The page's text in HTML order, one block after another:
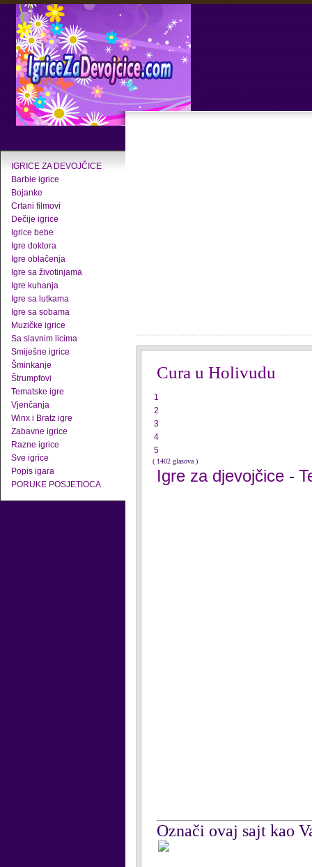
IGRICE ZA DEVOJČICE
Barbie igrice
Bojanke
Crtani filmovi
Dečije igrice
Igrice bebe
Igre doktora
Igre oblačenja
Igre sa životinjama
Igre kuhanja
Igre sa lutkama
Igre sa sobama
Muzičke igrice
Sa slavnim licima
Smiješne igrice
Šminkanje
Štrumpfovi
Tematske igre
Vjenčanja
Winx i Bratz igre
Zabavne igrice
Razne igrice
Sve igrice
Popis igara
PORUKE POSJETIOCA
Cura u Holivudu
1
2
3
4
5
( 1402 glasova )
Igre za djevojčice -
Označi ovaj sajt kao